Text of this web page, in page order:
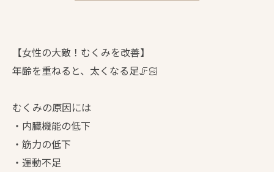
【女性の大敵！むくみを改善】
年齢を重ねると、太くなる足🦵🏻
むくみの原因には
・内臓機能の低下
・筋力の低下
・運動不足